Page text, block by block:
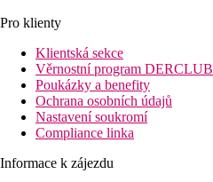
Pro klienty
Klientská sekce
Věrnostní program DERCLUB
Poukázky a benefity
Ochrana osobních údajů
Nastavení soukromí
Compliance linka
Informace k zájezdu